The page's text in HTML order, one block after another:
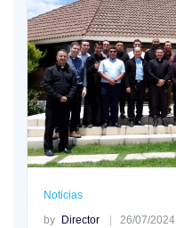
Noticias
by Director 26/07/2024